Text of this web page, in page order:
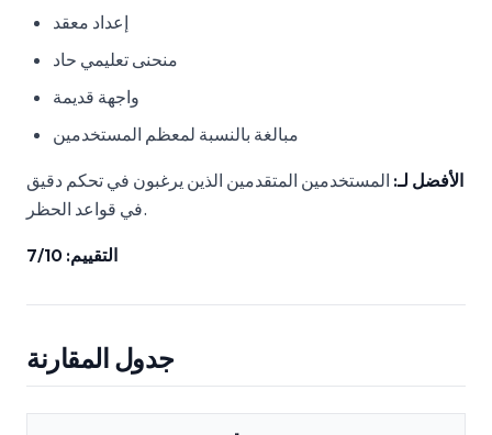
إعداد معقد
منحنى تعليمي حاد
واجهة قديمة
مبالغة بالنسبة لمعظم المستخدمين
الأفضل لـ: المستخدمين المتقدمين الذين يرغبون في تحكم دقيق
في قواعد الحظر.
التقييم: 7/10
جدول المقارنة